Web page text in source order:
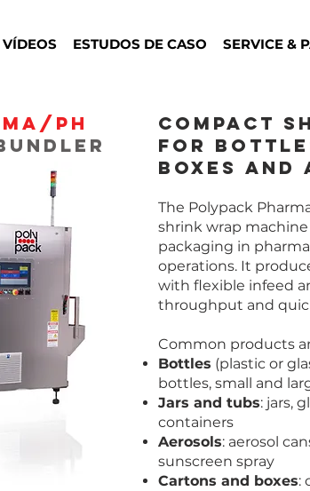
ESTUDOS DE CASO SERVICE &
PH
Compact
for
Boxes and
The Polypack
shrink wrap
packaging in
operations. It
with flexible infeed
throughput and
Common products
Bottles (plastic or
bottles, small and
Jars and tubs: jars,
containers
Aerosols: aerosol
sunscreen spray
Cartons and boxes: